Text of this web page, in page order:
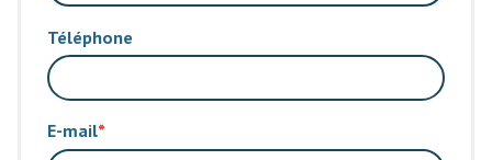
Téléphone
E-mail